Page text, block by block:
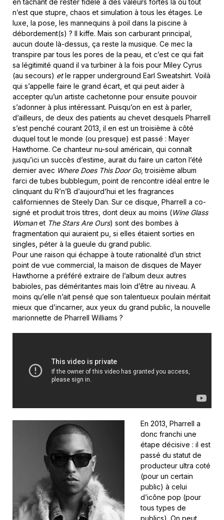
en tâchant de rester fidèle à des valeurs fortes là où tout
n’est que stupre, chaos et simulation à tous les étages. Le
luxe, la pose, les mannequins à poil dans la piscine à
débordement(s) ? Il kiffe. Mais son carburant principal,
aucun doute là-dessus, ça reste la musique. Ce mec la
transpire par tous les pores de la peau, et c’est ce qui fait
sa légitimité quand il va turbiner à la fois pour Miley Cyrus
(au secours) etle rapper underground Earl Sweatshirt. Voilà
qui s’appelle faire le grand écart, et qui peut aider à
accepter qu’un artiste cachetonne pour ensuite pouvoir
s’adonner à plus intéressant. Puisqu’on en est à parler,
d’ailleurs, de deux des patients au chevet desquels Pharrell
s’est penché courant 2013, il en est un troisième à côté
duquel tout le monde (ou presque) est passé : Mayer
Hawthorne. Ce chanteur nu-soul américain, qui connaît
jusqu’ici un succès d’estime, aurait du faire un carton l’été
dernier avec Where Does This Door Go, troisième album
farci de tubes bubblegum, point de rencontre idéal entre le
clinquant du R’n’B d’aujourd’hui et les fragrances
californiennes de Steely Dan. Sur ce disque, Pharrell a co-
signé et produit trois titres, dont deux au moins (Wine Glass
Womanet The Stars Are Ours) sont des bombes à
fragmentation qui auraient pu, si elles étaient sorties en
singles, péter à la gueule du grand public.
Pour une raison qui échappe à toute rationalité d’un strict
point de vue commercial, la maison de disques de Mayer
Hawthorne a préféré extraire de l’album deux autres
babioles, pas déméritantes mais loin d’être au niveau. A
moins qu’elle n’ait pensé que son talentueux poulain méritait
mieux que d’incarner, aux yeux du grand public, la nouvelle
marionnette de Pharrell Williams ?
En 2013, Pharrell a
donc franchi une
étape décisive : il est
passé du statut de
producteur ultra coté
(pour un certain
public) à celui
d’icône pop (pour
tous types de
publics). On peut